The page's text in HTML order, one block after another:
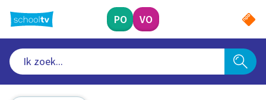
naar
hoofdinhoud
PO VO